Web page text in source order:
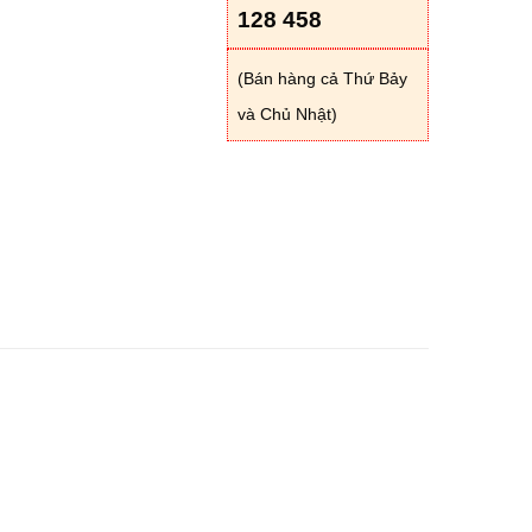
128 458
(Bán hàng cả Thứ Bảy
và Chủ Nhật)